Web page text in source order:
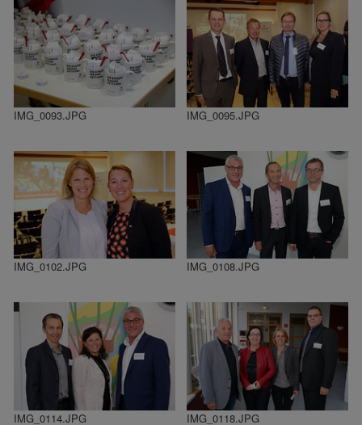
IMG_0093.JPG IMG_0095.JPG
IMG_0102.JPG IMG_0108.JPG
IMG_0114.JPG IMG_0118.JPG